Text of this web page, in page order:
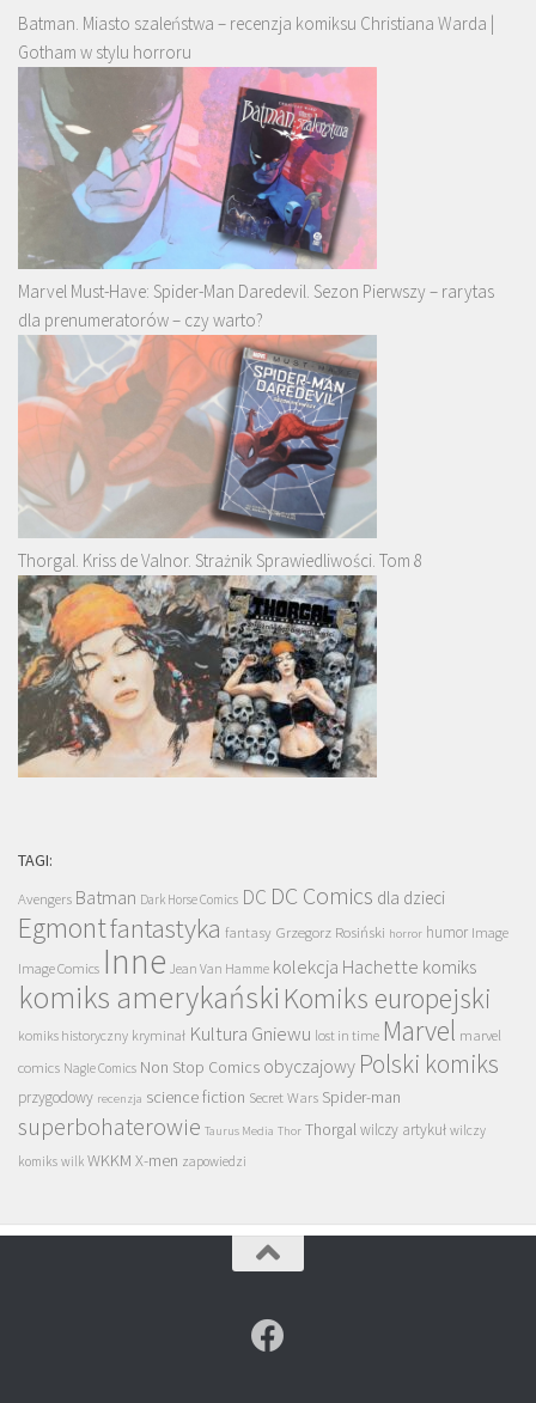
Batman. Miasto szaleństwa – recenzja komiksu Christiana Warda |
Gotham w stylu horroru
Marvel Must-Have: Spider-Man Daredevil. Sezon Pierwszy – rarytas
dla prenumeratorów – czy warto?
Thorgal. Kriss de Valnor. Strażnik Sprawiedliwości. Tom 8
TAGI:
Avengers Batman Dark Horse Comics DC DC Comics dla dzieci
Egmontfantastyka fantasy Grzegorz Rosiński horror humor Image
Image Comics Inne Jean Van Hamme kolekcja Hachette komiks
komiks amerykański Komiks europejski
komiks historyczny kryminał Kultura Gniewu lost in time Marvel marvel
comics Nagle Comics Non Stop Comics obyczajowy Polski komiks
przygodowy recenzja science fiction Secret Wars Spider-man
superbohaterowie Taurus Media Thor Thorgalwilczy artykuł wilczy
komiks wilk WKKM X-men zapowiedzi